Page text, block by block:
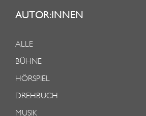
AUTOR:INNEN
ALLE
BÜHNE
HÖRSPIEL
DREHBUCH
MUSIK